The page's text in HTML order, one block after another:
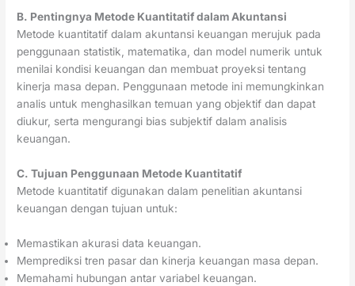
B. Pentingnya Metode Kuantitatif dalam Akuntansi
Metode kuantitatif dalam akuntansi keuangan merujuk pada
penggunaan statistik, matematika, dan model numerik untuk
menilai kondisi keuangan dan membuat proyeksi tentang
kinerja masa depan. Penggunaan metode ini memungkinkan
analis untuk menghasilkan temuan yang objektif dan dapat
diukur, serta mengurangi bias subjektif dalam analisis
keuangan.
C. Tujuan Penggunaan Metode Kuantitatif
Metode kuantitatif digunakan dalam penelitian akuntansi
keuangan dengan tujuan untuk:
Memastikan akurasi data keuangan.
Memprediksi tren pasar dan kinerja keuangan masa depan.
Memahami hubungan antar variabel keuangan.